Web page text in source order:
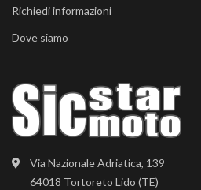
Via Nazionale Adriatica, 139
64018 Tortoreto Lido (TE)
Richiedi informazioni
Dove siamo